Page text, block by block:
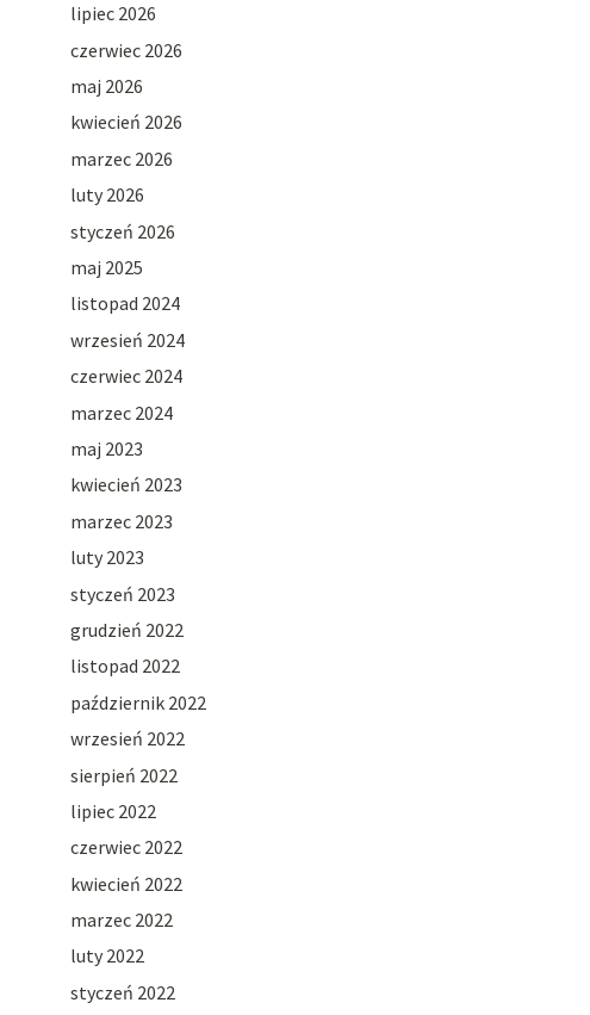
lipiec 2026
czerwiec 2026
maj 2026
kwiecień 2026
marzec 2026
luty 2026
styczeń 2026
maj 2025
listopad 2024
wrzesień 2024
czerwiec 2024
marzec 2024
maj 2023
kwiecień 2023
marzec 2023
luty 2023
styczeń 2023
grudzień 2022
listopad 2022
październik 2022
wrzesień 2022
sierpień 2022
lipiec 2022
czerwiec 2022
kwiecień 2022
marzec 2022
luty 2022
styczeń 2022